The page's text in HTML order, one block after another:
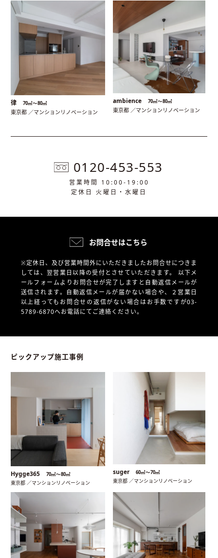
律 70㎡〜80㎡
東京都 ／マンションリノベーション
ambience 70㎡〜80㎡
東京都 ／マンションリノベーション
0120-453-553
営業時間 10:00-19:00
定休日 火曜日・水曜日
お問合せはこちら
※定休日、及び営業時間外にいただきましたお問合せにつきま
しては、翌営業日以降の受付とさせていただきます。 以下メ
ールフォームよりお問合せが完了しますと自動返信メールが
送信されます。自動返信メールが届かない場合や、
２営業日
以上経ってもお問合せの返信がない場合はお手数ですが03-
5789-6870へお電話にてご連絡ください。
ピックアップ施工事例
Hygge365 70㎡〜80㎡
東京都 ／マンションリノベーション
suger 60㎡〜70㎡
東京都 ／マンションリノベーション